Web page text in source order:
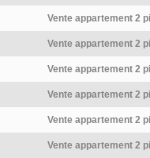
Vente appartement 2
Vente appartement 2
Vente appartement 2
Vente appartement 2
Vente appartement 2
Vente appartement 2